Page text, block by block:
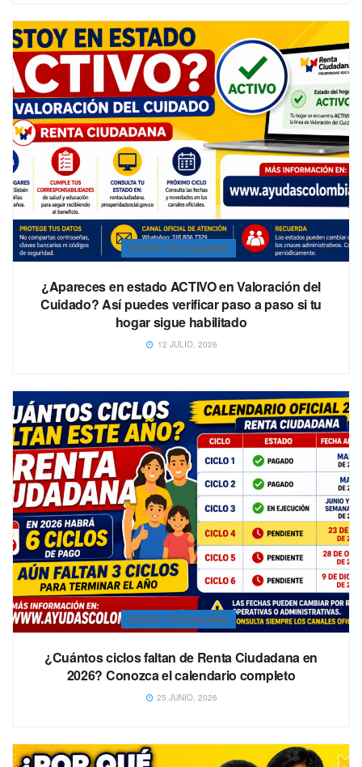
RENTA CIUDADANA
¿Apareces en estado ACTIVO en Valoración del
Cuidado? Así puedes verificar paso a paso si tu
hogar sigue habilitado
12 JULIO, 2026
RENTA CIUDADANA
¿Cuántos ciclos faltan de Renta Ciudadana en
2026? Conozca el calendario completo
25 JUNIO, 2026